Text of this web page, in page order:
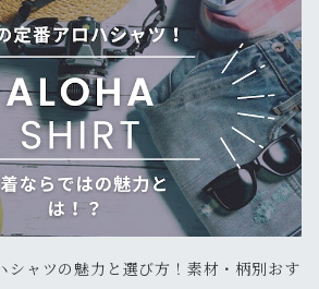
シャツの魅力と選び方！素材・柄別おす